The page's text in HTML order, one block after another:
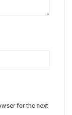
for the next